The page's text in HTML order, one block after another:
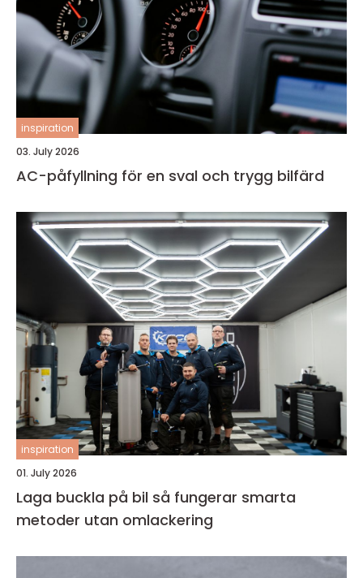
inspiration
03. July 2026
AC-påfyllning för en sval och trygg bilfärd
inspiration
01. July 2026
Laga buckla på bil så fungerar smarta
metoder utan omlackering